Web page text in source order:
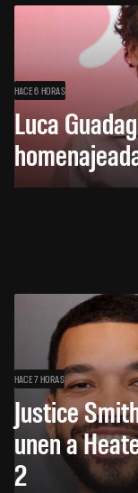
HACE 6 HORAS
Luca
HACE 7 HORAS
Justice
unen a
2